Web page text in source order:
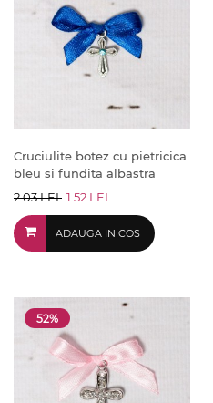
Cruciulite botez cu pietricica
bleu si fundita albastra
2.03 LEI 1.52 LEI
ADAUGA IN COS
52%